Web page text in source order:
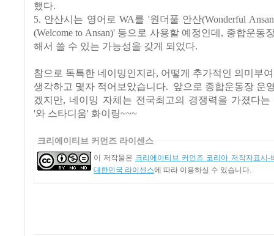
했다.
5. 안산시는 영어로 WA를 '원더풀 안산(Wonderful
(Welcome to Ansan)' 등으로 사용할 예정인데, 종합운동
해서 쓸 수 있는 가능성을 갖게 되었다.
참으로 독특한 네이밍인지라, 어떻게 추가적인 의미부
생각하고 몇자 적어보았습니다. 앞으로 종합운동장 운
겠지만, 네이밍 자체는 전국최고의 경쟁력을 가졌다
'와 스타디움' 화이링~~~
크리에이티브 커먼즈 라이센스
이 저작물은 크리에이티브 커먼즈 코리아 저작자표시-
대한민국 라이센스에 따라 이용하실 수 있습니다.